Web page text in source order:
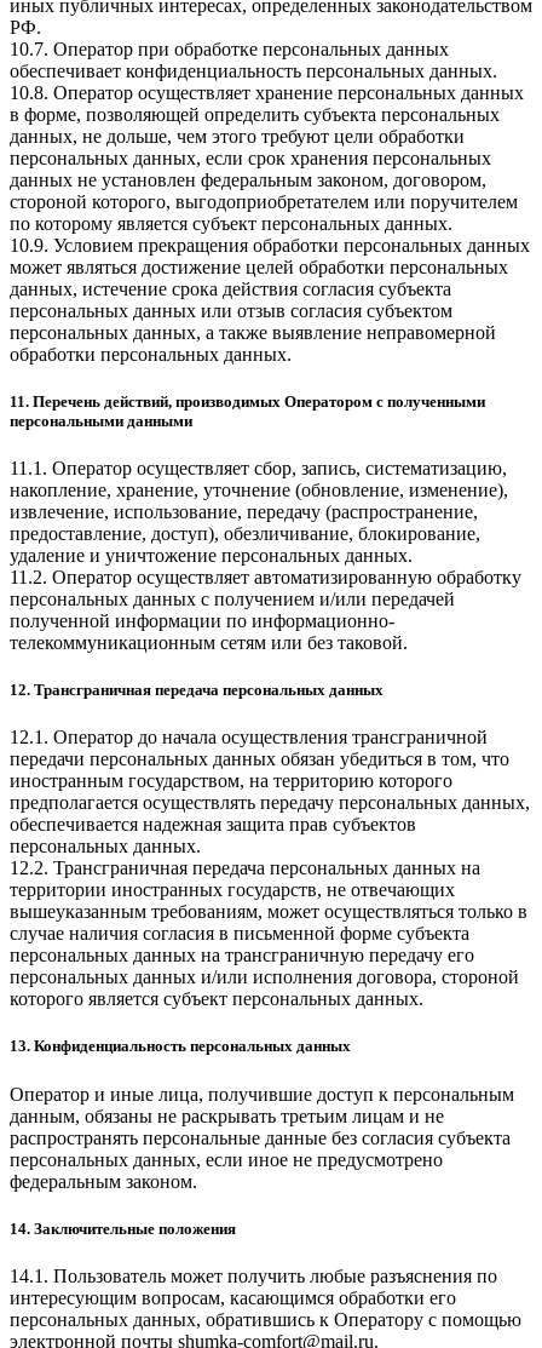
иных публичных интересах, определенных законодательством
РФ.
10.7. Оператор при обработке персональных данных
обеспечивает конфиденциальность персональных данных.
10.8. Оператор осуществляет хранение персональных данных
в форме, позволяющей определить субъекта персональных
данных, не дольше, чем этого требуют цели обработки
персональных данных, если срок хранения персональных
данных не установлен федеральным законом, договором,
стороной которого, выгодоприобретателем или поручителем
по которому является субъект персональных данных.
10.9. Условием прекращения обработки персональных данных
может являться достижение целей обработки персональных
данных, истечение срока действия согласия субъекта
персональных данных или отзыв согласия субъектом
персональных данных, а также выявление неправомерной
обработки персональных данных.
11. Перечень действий, производимых Оператором с полученными
персональными данными
11.1. Оператор осуществляет сбор, запись, систематизацию,
накопление, хранение, уточнение (обновление, изменение),
извлечение, использование, передачу (распространение,
предоставление, доступ), обезличивание, блокирование,
удаление и уничтожение персональных данных.
11.2. Оператор осуществляет автоматизированную обработку
персональных данных с получением и/или передачей
полученной информации по информационно-
телекоммуникационным сетям или без таковой.
12. Трансграничная передача персональных данных
12.1. Оператор до начала осуществления трансграничной
передачи персональных данных обязан убедиться в том, что
иностранным государством, на территорию которого
предполагается осуществлять передачу персональных данных,
обеспечивается надежная защита прав субъектов
персональных данных.
12.2. Трансграничная передача персональных данных на
территории иностранных государств, не отвечающих
вышеуказанным требованиям, может осуществляться только в
случае наличия согласия в письменной форме субъекта
персональных данных на трансграничную передачу его
персональных данных и/или исполнения договора, стороной
которого является субъект персональных данных.
13. Конфиденциальность персональных данных
Оператор и иные лица, получившие доступ к персональным
данным, обязаны не раскрывать третьим лицам и не
распространять персональные данные без согласия субъекта
персональных данных, если иное не предусмотрено
федеральным законом.
14. Заключительные положения
14.1. Пользователь может получить любые разъяснения по
интересующим вопросам, касающимся обработки его
персональных данных, обратившись к Оператору с помощью
электронной почты shumka-comfort@mail.ru.